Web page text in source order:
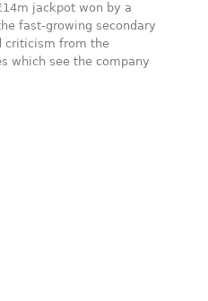
jackpot won by a
fast-growing secondary
criticism from the
which see the company